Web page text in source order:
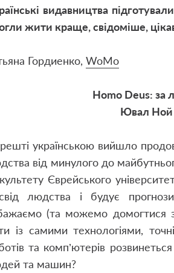
видавництва
жити краще, свідоміше,
Гордиенко, WoMo
Homo Deus: за
Ювал Ной
українською вийшло
від минулого до
Єврейського
людства і будує
(та можемо домогтися
із самими технологіями,
та комп’ютерів
та машин?